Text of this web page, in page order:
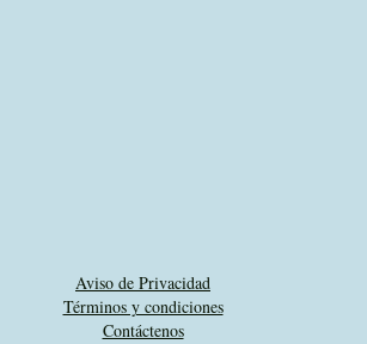
Aviso de Privacidad
Términos y condiciones
Contáctenos